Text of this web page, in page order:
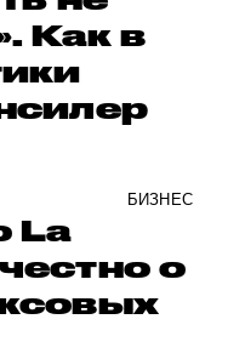
Как в
БИЗНЕС
La
о